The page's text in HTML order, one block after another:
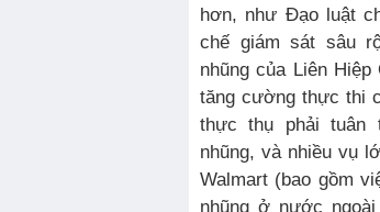
hơn, như Đạo luật
chế giám sát sâu
nhũng của Liên
tăng cường thực thi
thực thụ phải tuân
nhũng, và nhiều vụ
Walmart (bao gồm
nhũng ở nước